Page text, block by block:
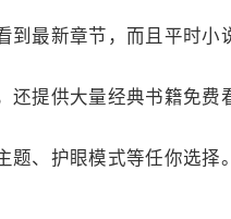
最新章节，而且平时小
提供大量经典书籍免费
、护眼模式等任你选择。